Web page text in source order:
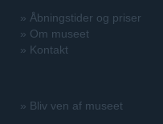
» Åbningstider og priser
» Om museet
» Kontakt
» Bliv ven af museet